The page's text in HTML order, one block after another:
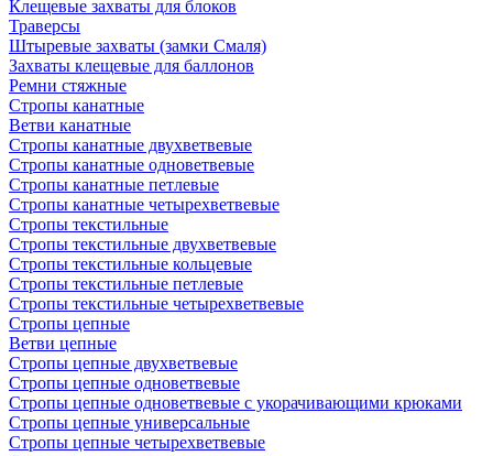
Клещевые захваты для блоков
Траверсы
Штыревые захваты (замки Смаля)
Захваты клещевые для баллонов
Ремни стяжные
Стропы канатные
Ветви канатные
Стропы канатные двухветвевые
Стропы канатные одноветвевые
Стропы канатные петлевые
Стропы канатные четырехветвевые
Стропы текстильные
Стропы текстильные двухветвевые
Стропы текстильные кольцевые
Стропы текстильные петлевые
Стропы текстильные четырехветвевые
Стропы цепные
Ветви цепные
Стропы цепные двухветвевые
Стропы цепные одноветвевые
Стропы цепные одноветвевые с укорачивающими крюками
Стропы цепные универсальные
Стропы цепные четырехветвевые